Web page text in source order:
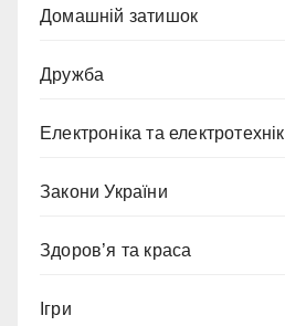
Домашній затишок
Дружба
Електроніка та
Закони України
Здоров’я та краса
Ігри